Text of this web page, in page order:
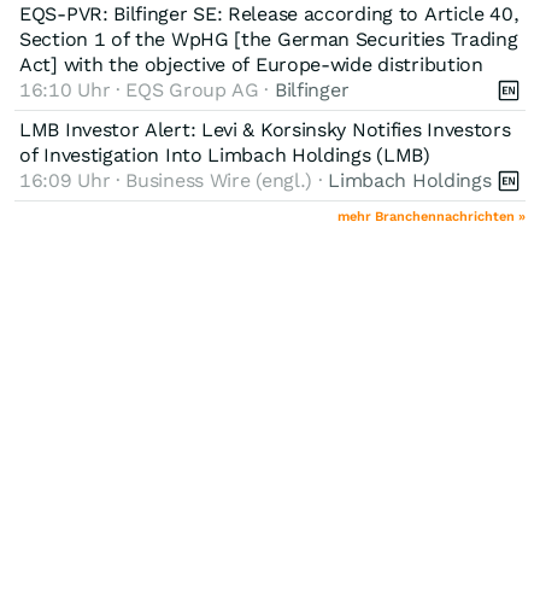
EQS-PVR: Bilfinger SE: Release according to Article 40,
Section 1 of the WpHG [the German Securities Trading
Act] with the objective of Europe-wide distribution
16:10 Uhr · EQS Group AG · Bilfinger
LMB Investor Alert: Levi & Korsinsky Notifies Investors
of Investigation Into Limbach Holdings (LMB)
16:09 Uhr · Business Wire (engl.) · Limbach Holdings
mehr Branchennachrichten »